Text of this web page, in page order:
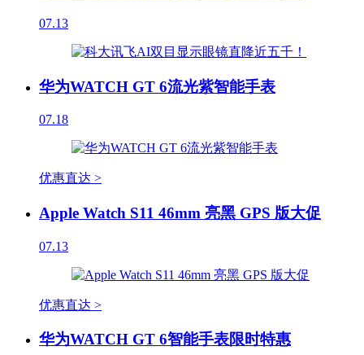
07.13
华为WATCH GT 6流光紫智能手表
07.18
优惠直达 >
Apple Watch S11 46mm 亮黑 GPS 版大促
07.13
优惠直达 >
华为WATCH GT 6智能手表限时特惠